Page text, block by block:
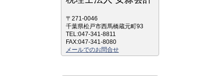
〒271-0046
千葉県松戸市西馬橋蔵元町93
TEL:047-341-8811
FAX:047-341-8080
メールでのお問合せ